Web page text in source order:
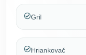
Gril
Hriankovač